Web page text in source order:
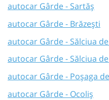
autocar Gârde - Sartăș
autocar Gârde - Brăzești
autocar Gârde - Sălciua
autocar Gârde - Sălciua de
autocar Gârde - Poșaga
autocar Gârde - Ocoliș